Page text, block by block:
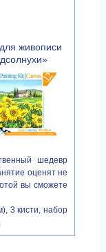
живописи
шедевр
оценят не
вы сможете
3 кисти, набор